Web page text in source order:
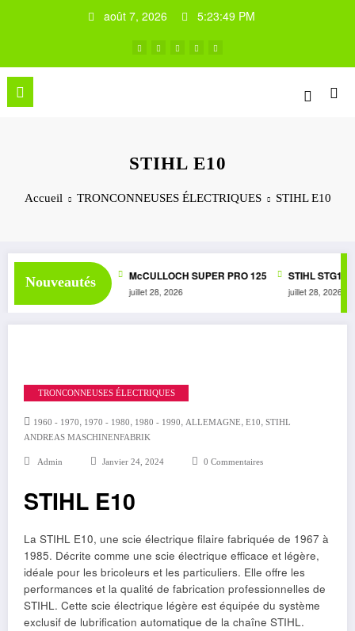
août 7, 2026 5:23:50 PM
STIHL E10
Accueil TRONCONNEUSES ÉLECTRIQUES STIHL E10
Nouveautés
1050 AUTOMATIC McCULLOCH SUPER PRO 125
juillet 28, 2026
STIHL STG1
juillet 28, 2026
TRONCONNEUSES ÉLECTRIQUES
1960 - 1970, 1970 - 1980, 1980 - 1990, ALLEMAGNE, E10, STIHL
ANDREAS MASCHINENFABRIK
Admin Janvier 24, 2024 0 Commentaires
STIHL E10
La STIHL E10, une scie électrique filaire fabriquée de 1967 à
1985. Décrite comme une scie électrique efficace et légère,
idéale pour les bricoleurs et les particuliers. Elle offre les
performances et la qualité de fabrication professionnelles de
STIHL. Cette scie électrique légère est équipée du système
exclusif de lubrification automatique de la chaîne STIHL.